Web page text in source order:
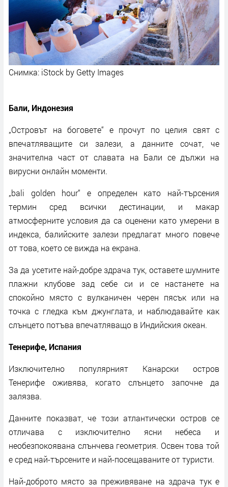
Снимка: iStock by Getty Images
Бали, Индонезия
„Островът на боговете“ е прочут по целия свят с
впечатляващите си залези, а данните сочат, че
значителна част от славата на Бали се дължи на
вирусни онлайн моменти.
„bali golden hour“ е определен като най-търсения
термин сред всички дестинации, и макар
атмосферните условия да са оценени като умерени в
индекса, балийските залези предлагат много повече
от това, което се вижда на екрана.
За да усетите най-добре здрача тук, оставете шумните
плажни клубове зад себе си и се настанете на
спокойно място с вулканичен черен пясък или на
точка с гледка към джунглата, и наблюдавайте как
слънцето потъва впечатляващо в Индийския океан.
Тенерифе, Испания
Изключително популярният Канарски остров
Тенерифе оживява, когато слънцето започне да
залязва.
Данните показват, че този атлантически остров се
отличава с изключително ясни небеса и
необезпокоявана слънчева геометрия. Освен това той
е сред най-търсените и най-посещаваните от туристи.
Най-доброто място за преживяване на здрача тук е